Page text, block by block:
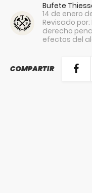
Bufete
14 de enero
Revisado por:
derecho
efectos del
COMPARTIR